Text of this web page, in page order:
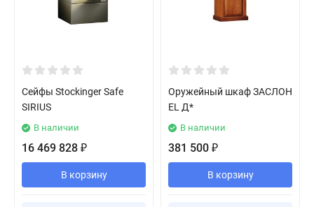
Сейфы Stockinger Safe
SIRIUS
В наличии
16 469 828 ₽
В корзину
Оружейный шкаф ЗАСЛОН
EL Д*
В наличии
381 500 ₽
В корзину